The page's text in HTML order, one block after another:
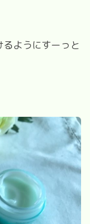
ようにすーっと